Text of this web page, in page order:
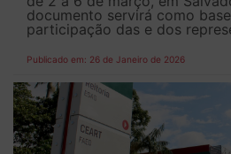
documento servirá como
participação das e dos
Publicado em: 26 de Janeiro de 2026